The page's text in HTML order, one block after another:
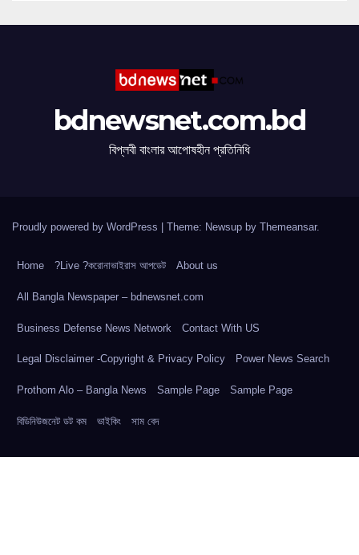
bdnewsnet.com.bd
বিপ্লবী বাংলার আপোষহীন প্রতিনিধি
Proudly powered by WordPress | Theme: Newsup by Themeansar.
Home ?Live ?করোনাভাইরাস আপডেট About us
All Bangla Newspaper – bdnewsnet.com
Business Defense News Network Contact With US
Legal Disclaimer -Copyright & Privacy Policy Power News Search
Prothom Alo – Bangla News Sample Page Sample Page
বিডিনিউজনেট ডট কম ভাইকিং সাম বেদ